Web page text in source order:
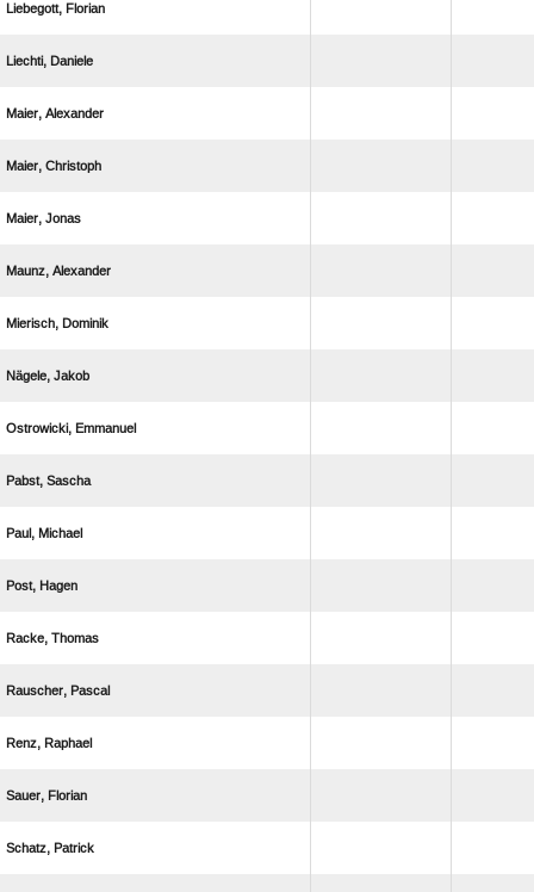
 
 
 
 
 
 
 
 
 
 
 
 
 
 
 
 
 